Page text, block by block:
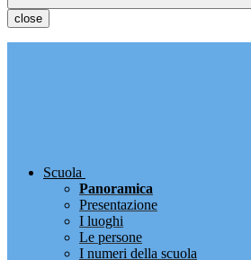
close
Scuola
Panoramica
Presentazione
I luoghi
Le persone
I numeri della scuola